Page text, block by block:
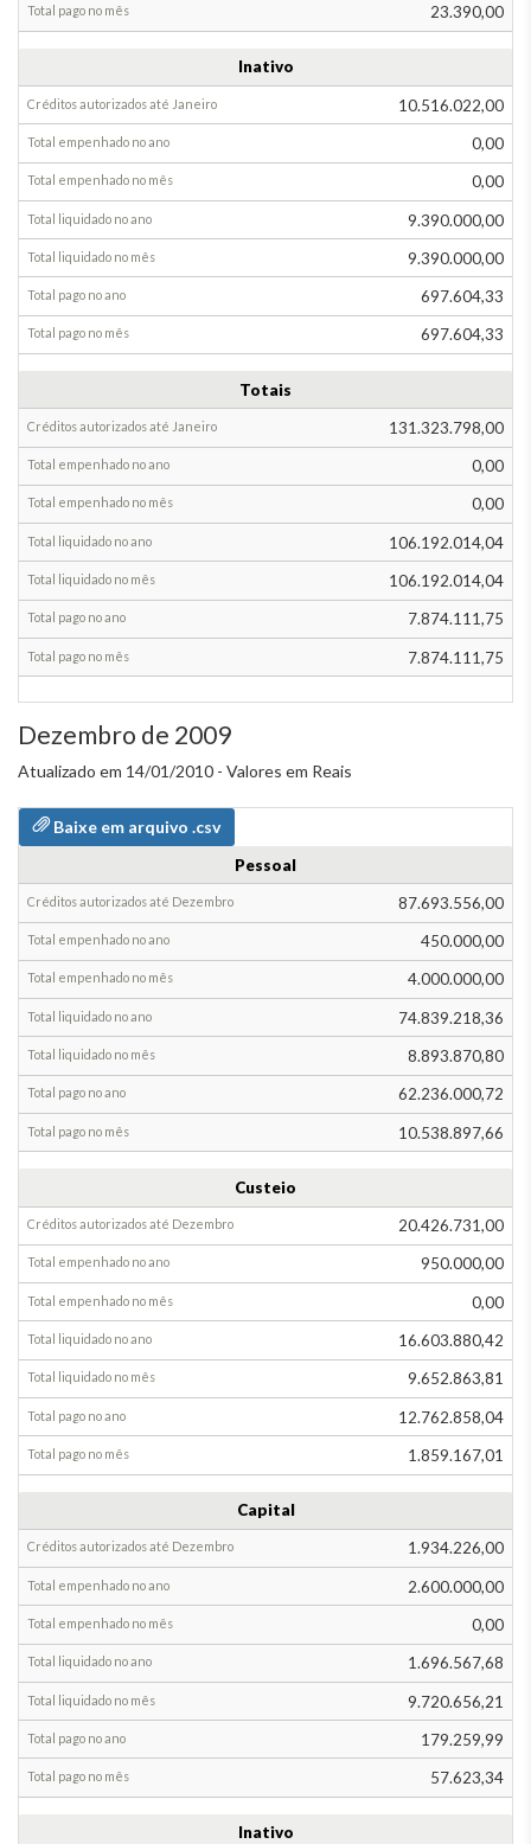
23.390,00
Inativo
10.516.022,00
0,00
0,00
9.390.000,00
9.390.000,00
697.604,33
697.604,33
Totais
131.323.798,00
0,00
0,00
106.192.014,04
106.192.014,04
7.874.111,75
7.874.111,75
Dezembro de 2009
Atualizado em 14/01/2010 - Valores em Reais
Baixe em arquivo .csv
de
Total
provisionado
até
Novembro
Alteração
na
provisão
em
Total
empenhado
Total
executado
Acréscimo
Diminuição
Até
Novembro
Em
Dezembro
Até
Em
Dezembro
Pessoal
87.693.556,00
450.000,00
4.000.000,00
74.839.218,36
8.893.870,80
62.236.000,72
10.538.897,66
Custeio
20.426.731,00
950.000,00
0,00
16.603.880,42
9.652.863,81
12.762.858,04
1.859.167,01
Capital
1.934.226,00
2.600.000,00
0,00
1.696.567,68
9.720.656,21
179.259,99
57.623,34
Inativo